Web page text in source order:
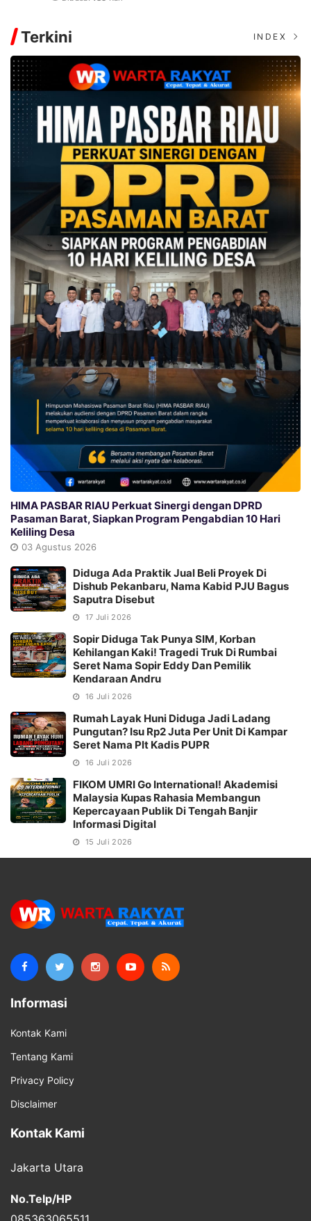
Terkini INDEX
HIMA PASBAR RIAU Perkuat Sinergi dengan DPRD
Pasaman Barat, Siapkan Program Pengabdian 10 Hari
Keliling Desa
03 Agustus 2026
Diduga Ada Praktik Jual Beli Proyek Di
Dishub Pekanbaru, Nama Kabid PJU Bagus
Saputra Disebut
17 Juli 2026
Sopir Diduga Tak Punya SIM, Korban
Kehilangan Kaki! Tragedi Truk Di Rumbai
Seret Nama Sopir Eddy Dan Pemilik
Kendaraan Andru
16 Juli 2026
Rumah Layak Huni Diduga Jadi Ladang
Pungutan? Isu Rp2 Juta Per Unit Di Kampar
Seret Nama Plt Kadis PUPR
16 Juli 2026
FIKOM UMRI Go International! Akademisi
Malaysia Kupas Rahasia Membangun
Kepercayaan Publik Di Tengah Banjir
Informasi Digital
15 Juli 2026
Informasi
Kontak Kami
Tentang Kami
Privacy Policy
Disclaimer
Kontak Kami
Jakarta Utara
No.Telp/HP